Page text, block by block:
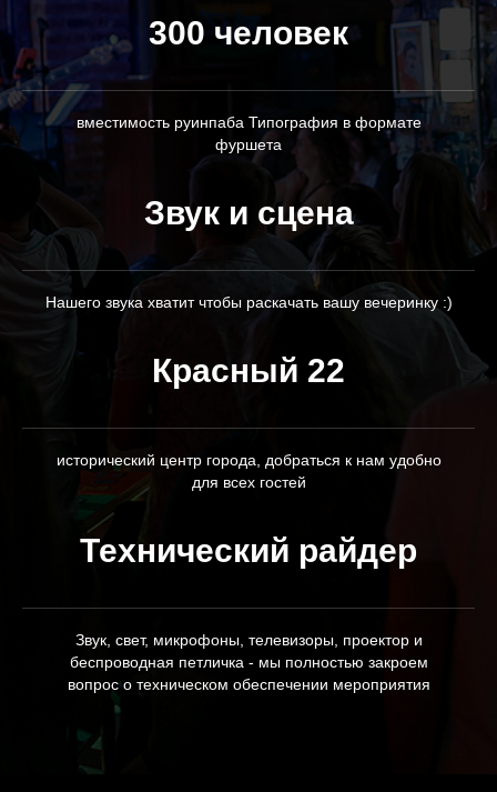
300 человек
вместимость руинпаба Типография в формате
фуршета
Звук и сцена
Нашего звука хватит чтобы раскачать вашу вечеринку :)
Красный 22
исторический центр города, добраться к нам удобно
для всех гостей
Технический райдер
Звук, свет, микрофоны, телевизоры, проектор и
беспроводная петличка - мы полностью закроем
вопрос о техническом обеспечении мероприятия